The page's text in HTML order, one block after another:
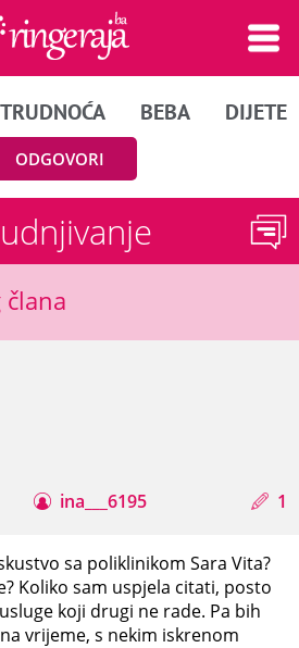
TRUDNOĆA BEBA DIJETE
ODGOVORI
ina___6195 1
sa poliklinikom Sara Vita?
Koliko sam uspjela citati, posto
koji drugi ne rade. Pa bih
vrijeme, s nekim iskrenom